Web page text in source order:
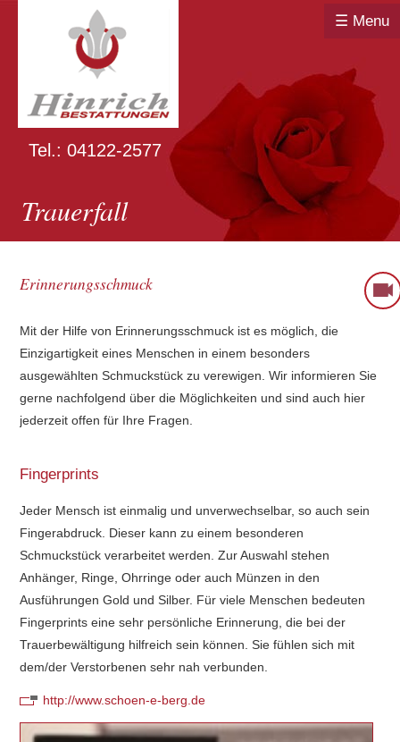
☰ Menu
Trauerfall
Tel.: 04122-2577
Erinnerungsschmuck
Mit der Hilfe von Erinnerungsschmuck ist es möglich, die
Einzigartigkeit eines Menschen in einem besonders
ausgewählten Schmuckstück zu verewigen. Wir informieren Sie
gerne nachfolgend über die Möglichkeiten und sind auch hier
jederzeit offen für Ihre Fragen.
Fingerprints
Jeder Mensch ist einmalig und unverwechselbar, so auch sein
Fingerabdruck. Dieser kann zu einem besonderen
Schmuckstück verarbeitet werden. Zur Auswahl stehen
Anhänger, Ringe, Ohrringe oder auch Münzen in den
Ausführungen Gold und Silber. Für viele Menschen bedeuten
Fingerprints eine sehr persönliche Erinnerung, die bei der
Trauerbewältigung hilfreich sein können. Sie fühlen sich mit
dem/der Verstorbenen sehr nah verbunden.
http://www.schoen-e-berg.de